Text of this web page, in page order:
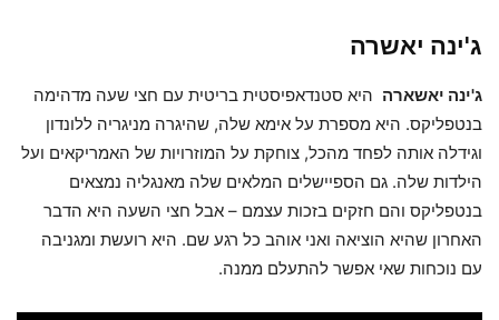
ג'ינה יאשרה
ג'ינה יאשארה היא סטנדאפיסטית בריטית עם חצי שעה מדהימה
בנטפליקס. היא מספרת על אימא שלה, שהיגרה מניגריה ללונדון
וגידלה אותה לפחד מהכל, צוחקת על המוזרויות של האמריקאים ועל
הילדות שלה. גם הספיישלים המלאים שלה מאנגליה נמצאים
בנטפליקס והם חזקים בזכות עצמם – אבל חצי השעה היא הדבר
האחרון שהיא הוציאה ואני אוהב כל רגע שם. היא רועשת ומגניבה
עם נוכחות שאי אפשר להתעלם ממנה.